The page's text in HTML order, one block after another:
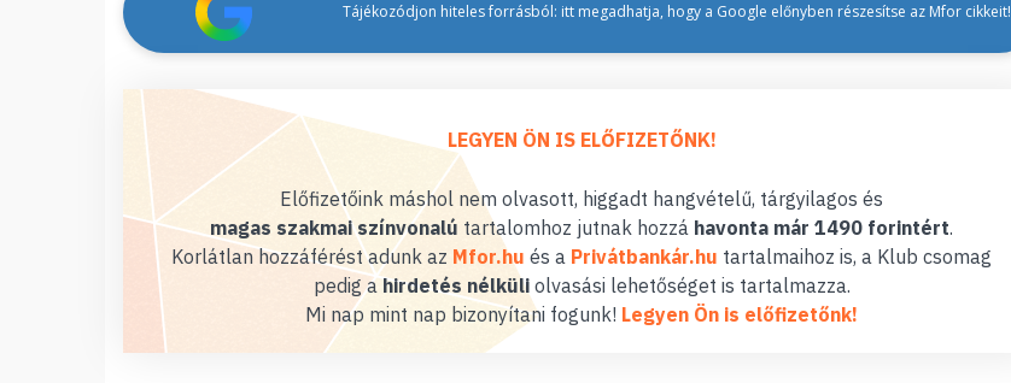
Tájékozódjon hiteles forrásból: itt megadhatja, hogy a Google előnyben részesítse az Mfor cikkeit!
LEGYEN ÖN IS ELŐFIZETŐNK!
Előfizetőink máshol nem olvasott, higgadt hangvételű, tárgyilagos és
magas szakmai színvonalú tartalomhoz jutnak hozzá havonta már 1490 forintért.
Korlátlan hozzáférést adunk az Mfor.hu és a Privátbankár.hu tartalmaihoz is, a Klub csomag
pedig ahirdetés nélküliolvasási lehetőséget is tartalmazza.
Mi nap mint nap bizonyítani fogunk! Legyen Ön is előfizetőnk!